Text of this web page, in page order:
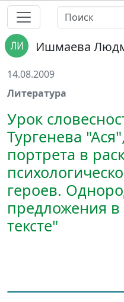
Ишмаева
14.08.2009
Литература
Урок
Тургенева
портрета в
героев.
предложения в
тексте"